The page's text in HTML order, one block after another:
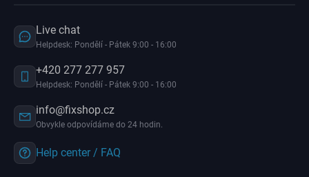
Live chat
Helpdesk: Pondělí - Pátek 9:00 - 16:00
+420 277 277 957
Helpdesk: Pondělí - Pátek 9:00 - 16:00
info@fixshop.cz
Obvykle odpovídáme do 24 hodin.
Help center / FAQ